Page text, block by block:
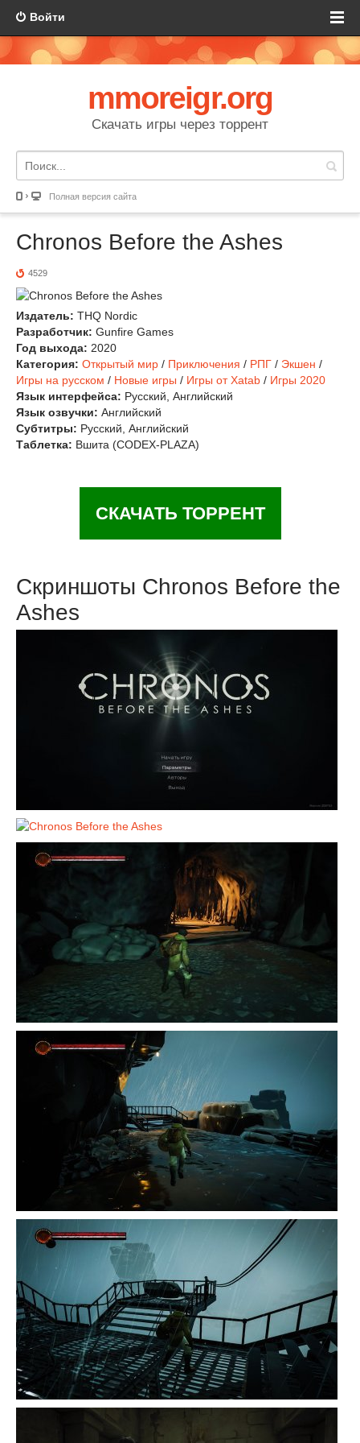
Войти
mmoreigr.org
Скачать игры через торрент
Полная версия сайта
Chronos Before the Ashes
4529
Издатель: THQ Nordic
Разработчик: Gunfire Games
Год выхода: 2020
Категория: Открытый мир / Приключения / РПГ / Экшен /
Игры на русском / Новые игры / Игры от Xatab / Игры 2020
Язык интерфейса: Русский, Английский
Язык озвучки: Английский
Субтитры: Русский, Английский
Таблетка: Вшита (CODEX-PLAZA)
СКАЧАТЬ ТОРРЕНТ
Скриншоты Chronos Before the
Ashes